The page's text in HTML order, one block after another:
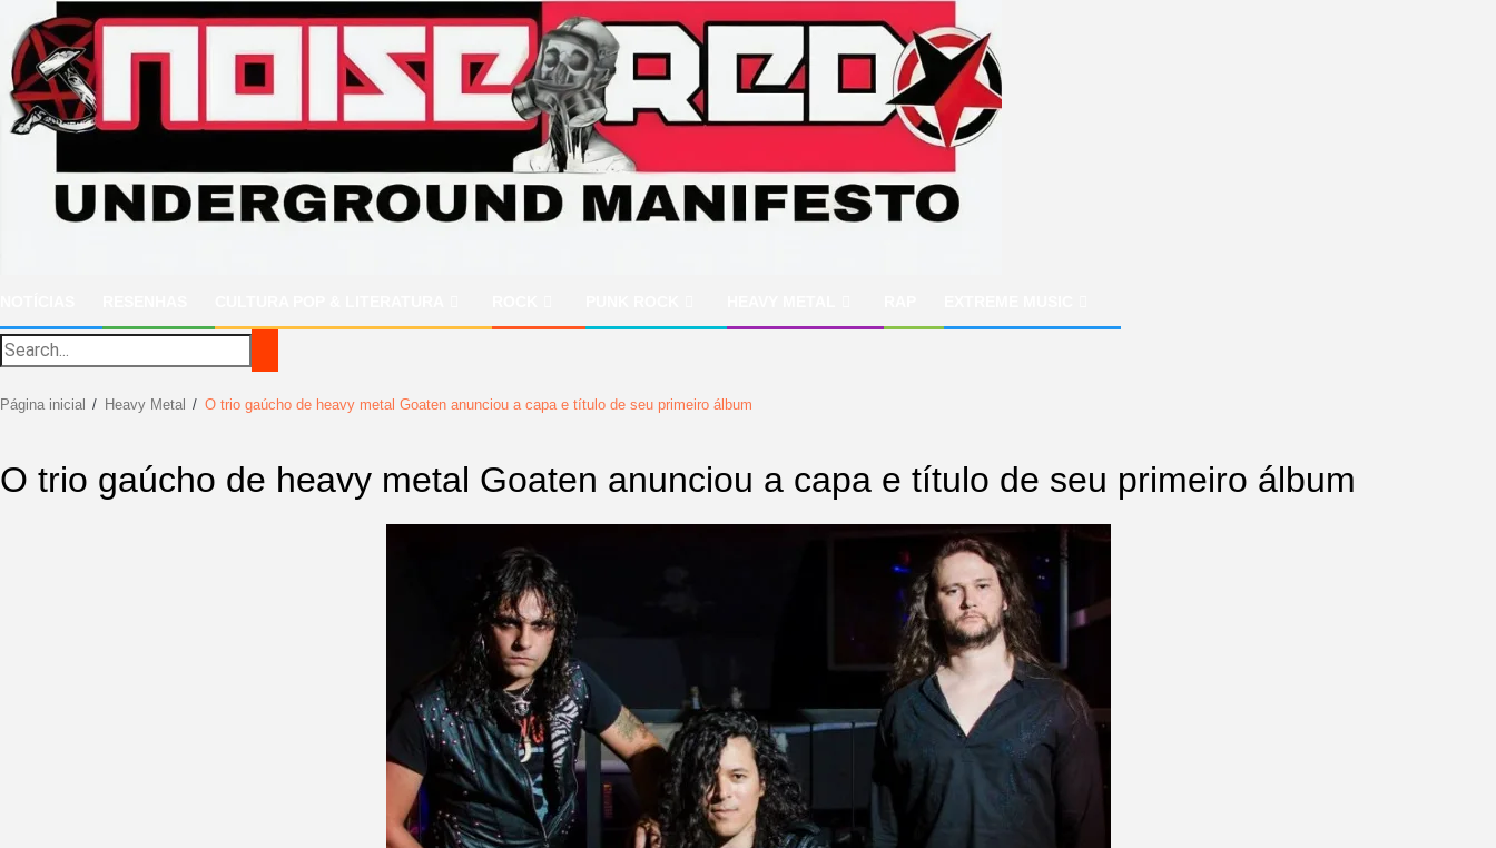
para
conteúdo
Página inicial Heavy Metal O trio gaúcho de heavy metal Goaten anunciou a capa e título de seu primeiro álbum
O trio gaúcho de heavy metal Goaten anunciou a capa e título de seu primeiro álbum